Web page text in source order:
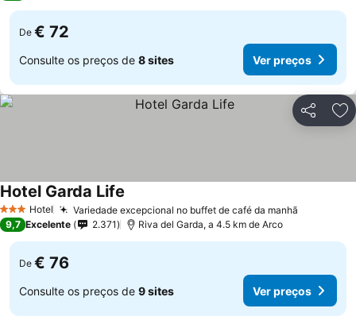
De € 72
Consulte os preços de 8 sites Ver preços
Partilhar
3 EstrelasHotel Variedade excepcional no buffet de café da manhã
Hotel Garda Life
9,7 Excelente 2.371 Riva del Garda, a 4.5 km de Arco
De € 76
Consulte os preços de 9 sites Ver preços